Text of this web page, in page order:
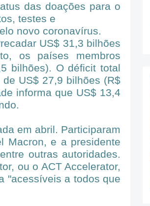
das doações para o
testes e
novo coronavírus.
US$ 31,3 bilhões
os países membros
bilhões). O déficit total
US$ 27,9 bilhões (R$
informa que US$ 13,4
em abril. Participaram
Macron, e a presidente
outras autoridades.
ou o ACT Accelerator,
"acessíveis a todos que